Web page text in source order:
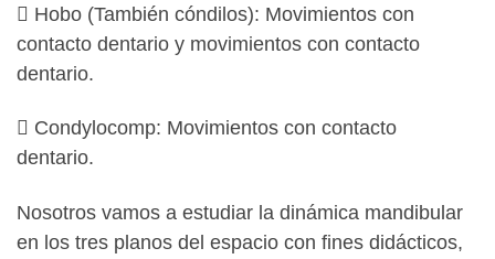
 Hobo (También cóndilos): Movimientos con
contacto dentario y movimientos con contacto
dentario.
 Condylocomp: Movimientos con contacto
dentario.
Nosotros vamos a estudiar la dinámica mandibular
en los tres planos del espacio con fines didácticos,